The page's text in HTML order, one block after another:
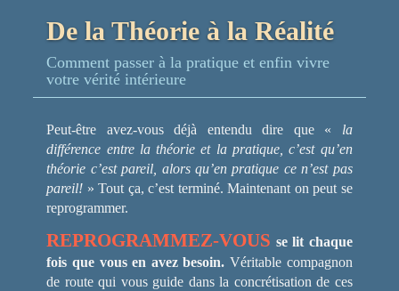
De la Théorie à la Réalité
Comment passer à la pratique et enfin vivre
votre vérité intérieure
Peut-être avez-vous déjà entendu dire que « la
différence entre la théorie et la pratique, c’est qu’en
théorie c’est pareil, alors qu’en pratique ce n’est pas
pareil! » Tout ça, c’est terminé. Maintenant on peut se
reprogrammer.
REPROGRAMMEZ-VOUS se lit chaque
fois que vous en avez besoin. Véritable compagnon
de route qui vous guide dans la concrétisation de ces